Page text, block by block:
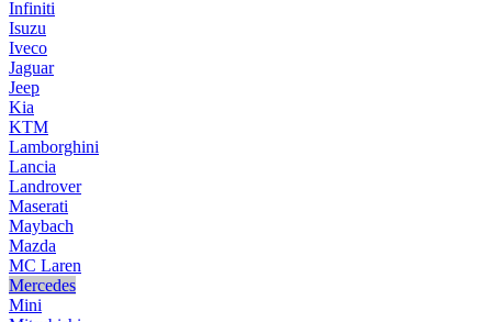
Infiniti
Isuzu
Iveco
Jaguar
Jeep
Kia
KTM
Lamborghini
Lancia
Landrover
Maserati
Maybach
Mazda
MC Laren
Mercedes
Mini